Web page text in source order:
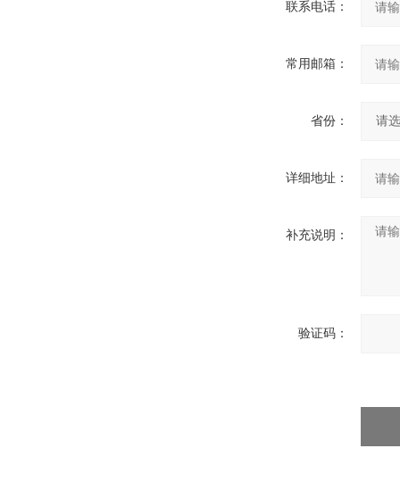
联系电话：
常用邮箱：
省份：
详细地址：
补充说明：
验证码：